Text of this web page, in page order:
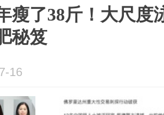
瘦了38斤！大尺度
秘笈
16